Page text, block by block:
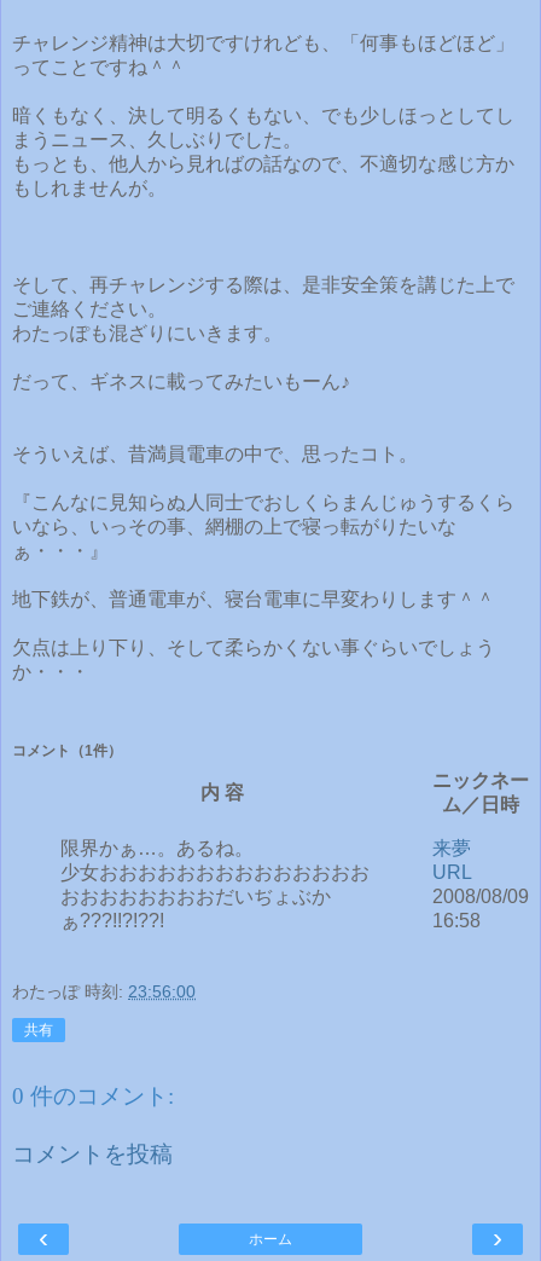
チャレンジ精神は大切ですけれども、「何事もほどほど」
ってことですね＾＾
暗くもなく、決して明るくもない、でも少しほっとしてし
まうニュース、久しぶりでした。
もっとも、他人から見ればの話なので、不適切な感じ方か
もしれませんが。
そして、再チャレンジする際は、是非安全策を講じた上で
ご連絡ください。
わたっぽも混ざりにいきます。
だって、ギネスに載ってみたいもーん♪
そういえば、昔満員電車の中で、思ったコト。
『こんなに見知らぬ人同士でおしくらまんじゅうするくら
いなら、いっその事、網棚の上で寝っ転がりたいな
ぁ・・・』
地下鉄が、普通電車が、寝台電車に早変わりします＾＾
欠点は上り下り、そして柔らかくない事ぐらいでしょう
か・・・
コメント （1件）
内 容
ニックネー
ム／日時
限界かぁ…。あるね。
少女おおおおおおおおおおおおおお
おおおおおおおおだいぢょぶか
ぁ???!!?!??!
来夢
URL
2008/08/09
16:58
わたっぽ 時刻: 23:56:00
共有
0 件のコメント:
コメントを投稿
‹ ›
ホーム